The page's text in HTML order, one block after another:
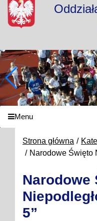
Menu
Strona główna
Narodowe Święto
Narodowe
5”